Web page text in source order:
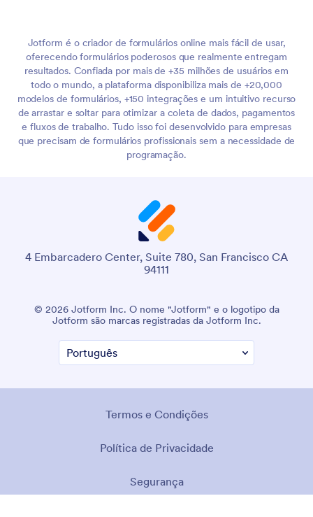
Jotform é o criador de formulários online mais fácil de usar,
oferecendo formulários poderosos que realmente entregam
resultados. Confiada por mais de +35 milhões de usuários em
todo o mundo, a plataforma disponibiliza mais de +20,000
modelos de formulários, +150 integrações e um intuitivo recurso
de arrastar e soltar para otimizar a coleta de dados, pagamentos
e fluxos de trabalho. Tudo isso foi desenvolvido para empresas
que precisam de formulários profissionais sem a necessidade de
programação.
4 Embarcadero Center, Suite 780, San Francisco CA
94111
© 2026 Jotform Inc. O nome "Jotform" e o logotipo da
Jotform são marcas registradas da Jotform Inc.
Termos e Condições
Política de Privacidade
Segurança